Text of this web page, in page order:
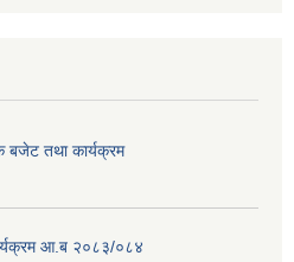
बजेट तथा कार्यक्रम
आ.ब २०८३/०८४